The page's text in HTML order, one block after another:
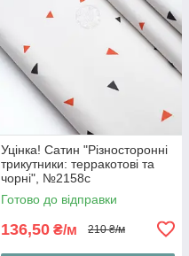
Уцінка! Сатин "Різносторонні
трикутники: терракотові та
чорні", №2158с
Готово до відправки
136,50 ₴/м 210 ₴/м